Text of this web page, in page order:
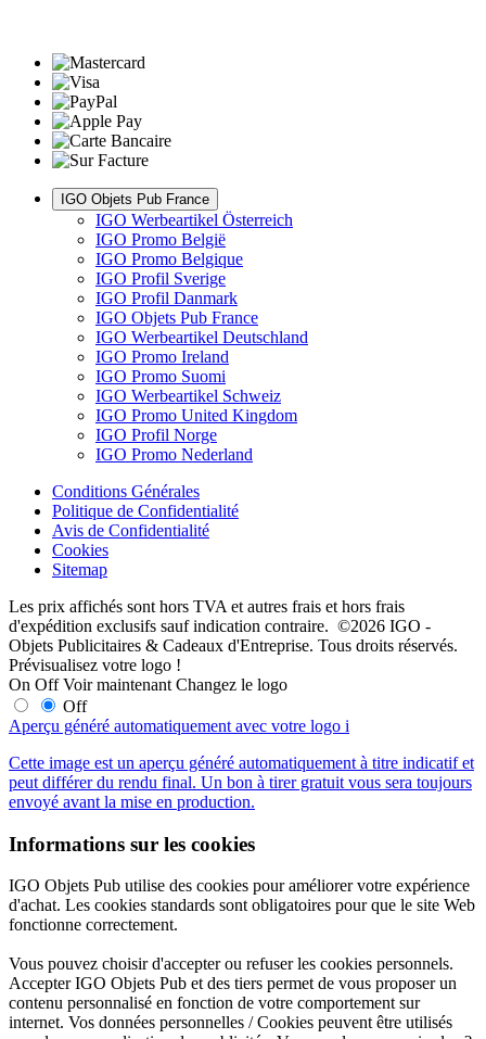
IGO Objets Pub France
IGO Werbeartikel Österreich
IGO Promo België
IGO Promo Belgique
IGO Profil Sverige
IGO Profil Danmark
IGO Objets Pub France
IGO Werbeartikel Deutschland
IGO Promo Ireland
IGO Promo Suomi
IGO Werbeartikel Schweiz
IGO Promo United Kingdom
IGO Profil Norge
IGO Promo Nederland
Conditions Générales
Politique de Confidentialité
Avis de Confidentialité
Cookies
Sitemap
Les prix affichés sont hors TVA et autres frais et hors frais
d'expédition exclusifs sauf indication contraire. ©2026 IGO -
Objets Publicitaires & Cadeaux d'Entreprise. Tous droits réservés.
Prévisualisez votre logo !
On Off Voir maintenant Changez le logo
Off
Aperçu généré automatiquement avec votre logo i
Cette image est un aperçu généré automatiquement à titre indicatif et
peut différer du rendu final. Un bon à tirer gratuit vous sera toujours
envoyé avant la mise en production.
Informations sur les cookies
IGO Objets Pub utilise des cookies pour améliorer votre expérience
d'achat. Les cookies standards sont obligatoires pour que le site Web
fonctionne correctement.
Vous pouvez choisir d'accepter ou refuser les cookies personnels.
Accepter IGO Objets Pub et des tiers permet de vous proposer un
contenu personnalisé en fonction de votre comportement sur
internet. Vos données personnelles / Cookies peuvent être utilisés